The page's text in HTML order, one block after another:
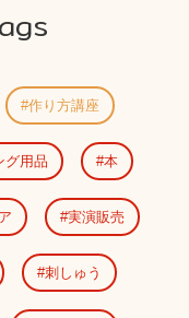
作り方講座
グ用品 本
実演販売
刺しゅう